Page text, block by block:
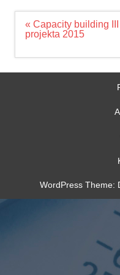
Navigacija
članaka
« Capacity building
projekta 2015
WordPress Theme: